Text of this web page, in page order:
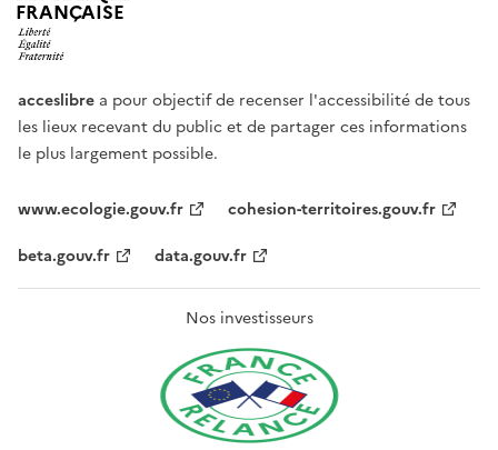
FRANÇAISE
acceslibre a pour objectif de recenser l'accessibilité de tous
les lieux recevant du public et de partager ces informations
le plus largement possible.
www.ecologie.gouv.fr
cohesion-territoires.gouv.fr
beta.gouv.fr
data.gouv.fr
Nos investisseurs